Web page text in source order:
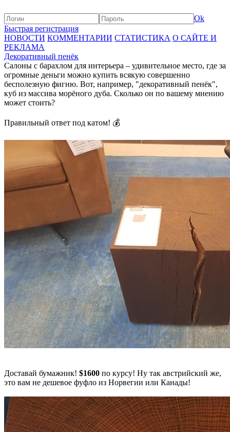
Ok
Быстрая регистрация
НОВОСТИ КОММЕНТАРИИ СТАТИСТИКА О САЙТЕ И
РЕКЛАМА
Декоративный пенёк
Салоны с барахлом для интерьера – удивительное место, где за
огромные деньги можно купить всякую совершенно
бесполезную фигню. Вот, например, "декоративный пенёк",
куб из массива морёного дуба. Сколько он по вашему мнению
может стоить?
Правильный ответ под катом! 💰
Доставай бумажник! $1600 по курсу! Ну так австрийский же,
это вам не дешевое фуфло из Норвегии или Канады!